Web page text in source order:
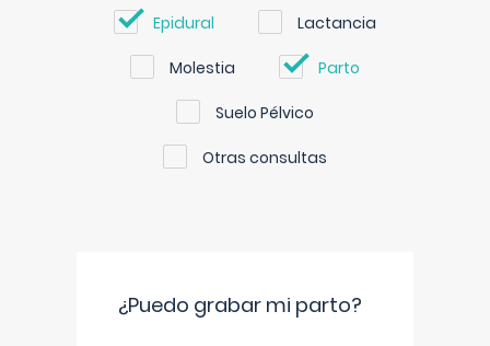
Epidural Lactancia
Molestia Parto
Suelo Pélvico
Otras consultas
¿Puedo grabar mi parto?